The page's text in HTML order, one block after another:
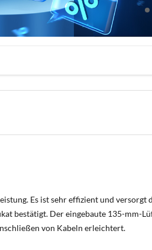
Es ist sehr effizient und versorgt
bestätigt. Der eingebaute 135-mm-
von Kabeln erleichtert.